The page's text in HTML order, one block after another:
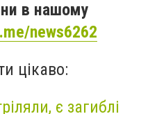
в нашому
news6262
цікаво:
є загиблі